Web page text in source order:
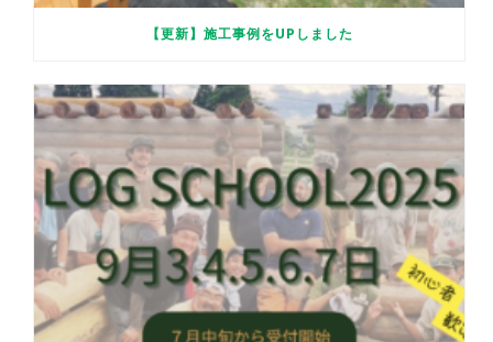
【更新】施工事例をUPしました